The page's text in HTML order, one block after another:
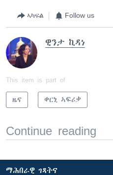
ኣካፍል Follow us
ዊንታ ኪዳነ
This item is part of
ዜና ቀርኒ ኣፍሪቃ
Continue reading
ማሕበራዊ ገጻትና